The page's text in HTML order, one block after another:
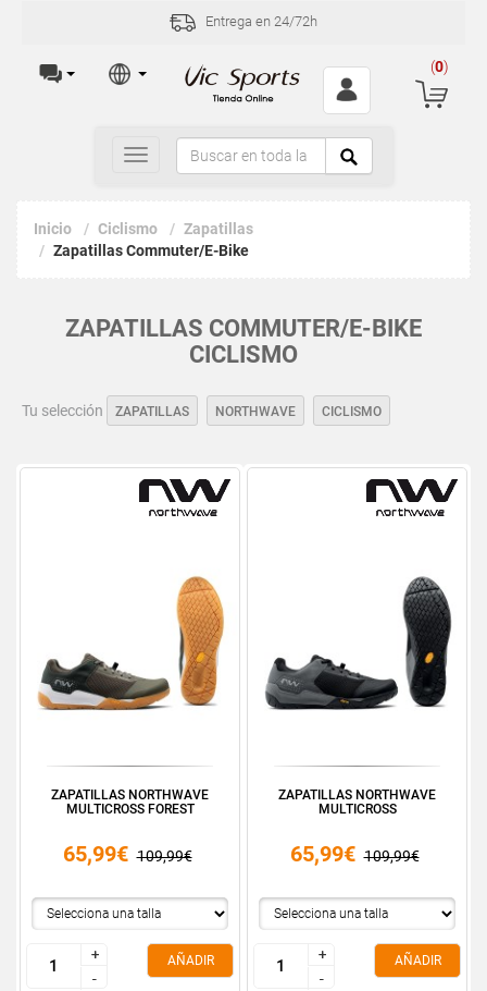
Entrega en 24/72h
(0)
Toggle
navigation
Inicio Ciclismo
Zapatillas
Zapatillas Commuter/E-Bike
ZAPATILLAS COMMUTER/E-BIKE
CICLISMO
Tu selección ZAPATILLAS NORTHWAVE CICLISMO
ZAPATILLAS NORTHWAVE
MULTICROSS FOREST
65,99€ 109,99€
+
-
+
-
AÑADIR
ZAPATILLAS NORTHWAVE
MULTICROSS
65,99€ 109,99€
+
-
+
-
AÑADIR